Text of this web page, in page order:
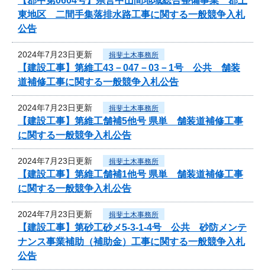
東地区 二間手集落排水路工事に関する一般競争入札
公告
2024年7月23日更新 揖斐土木事務所
【建設工事】第維工43－047－03－1号 公共 舗装
道補修工事に関する一般競争入札公告
2024年7月23日更新 揖斐土木事務所
【建設工事】第維工舗補5他号 県単 舗装道補修工事
に関する一般競争入札公告
2024年7月23日更新 揖斐土木事務所
【建設工事】第維工舗補1他号 県単 舗装道補修工事
に関する一般競争入札公告
2024年7月23日更新 揖斐土木事務所
【建設工事】第砂工砂メ5-3-1-4号 公共 砂防メンテ
ナンス事業補助（補助金）工事に関する一般競争入札
公告